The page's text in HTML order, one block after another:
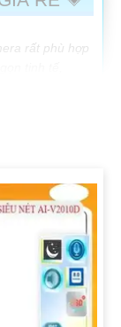
rất phù hợp
với tiêu
là thương
có màu ban